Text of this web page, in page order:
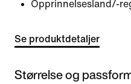
Opprinnelsesland/-
Se produktdetaljer
Størrelse og